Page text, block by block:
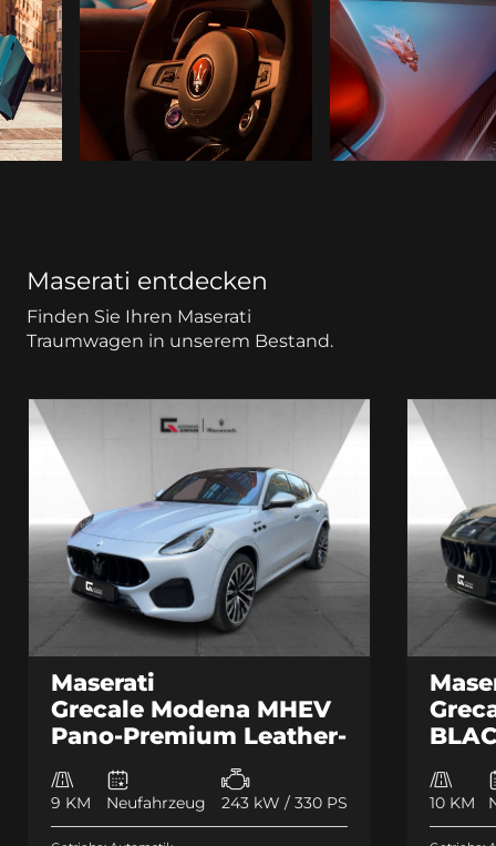
Maserati entdecken
Finden Sie Ihren Maserati
Traumwagen in unserem Bestand.
Maserati
Grecale Modena MHEV
Pano-Premium Leather-
360-21 Zoll-5.J Garantie
9 KM Neufahrzeug 243 kW / 330 PS 10 KM